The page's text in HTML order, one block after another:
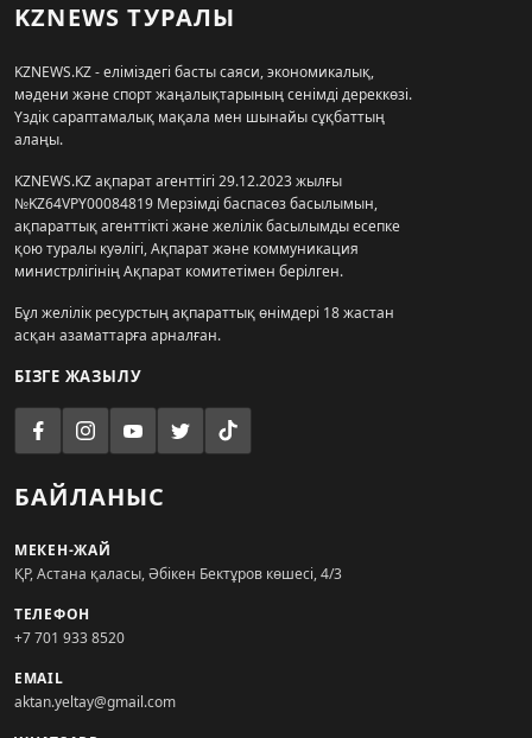
KZNEWS ТУРАЛЫ
KZNEWS.KZ - еліміздегі басты саяси, экономикалық,
мәдени және спорт жаңалықтарының сенімді дереккөзі.
Үздік сараптамалық мақала мен шынайы сұқбаттың
алаңы.
KZNEWS.KZ ақпарат агенттігі 29.12.2023 жылғы
№KZ64VPY00084819 Мерзімді баспасөз басылымын,
ақпараттық агенттікті және желілік басылымды есепке
қою туралы куәлігі, Ақпарат және коммуникация
министрлігінің Ақпарат комитетімен берілген.
Бұл желілік ресурстың ақпараттық өнімдері 18 жастан
асқан азаматтарға арналған.
БІЗГЕ ЖАЗЫЛУ
БАЙЛАНЫС
МЕКЕН-ЖАЙ
ҚР, Астана қаласы, Әбікен Бектұров көшесі, 4/3
ТЕЛЕФОН
+7 701 933 8520
EMAIL
aktan.yeltay@gmail.com